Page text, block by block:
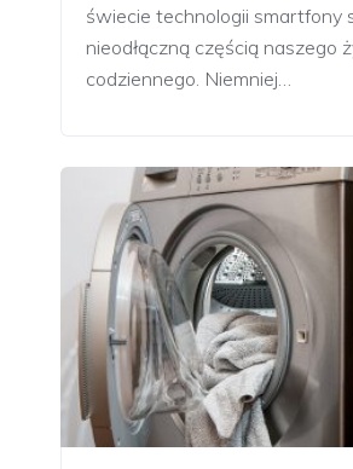
świecie technologii smartfony
nieodłączną częścią naszego
codziennego. Niemniej…